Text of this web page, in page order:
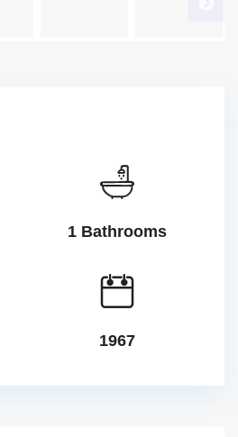
1 Bathrooms
1967